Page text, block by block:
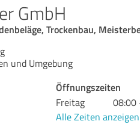
GmbH
Trockenbau,
und Umgebung
Öffnungszeiten
Freitag
08:00
Alle Zeiten anzeigen